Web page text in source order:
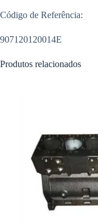
Código de Referência:
907120120014E
Produtos relacionados